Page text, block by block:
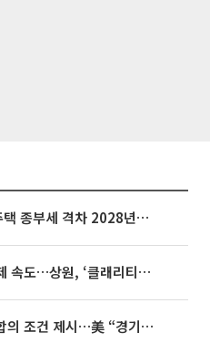
종부세 개편에도…1·3주택 종부세 격차 2028년부터 확대
미국, 가상자산 포괄 규제 속도…상원, ‘클래리티법’ 9월 절차투표 추진
이란, 미국에 호르무즈 합의 조건 제시…美 “경기 아직 안 끝나” [종합]